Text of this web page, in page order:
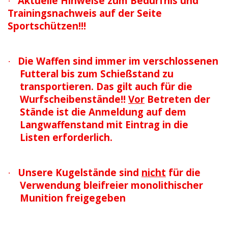
Trainingsnachweis auf der Seite
Sportschützen!!!
·
Die Waffen sind immer im verschlossenen
Futteral bis zum Schießstand zu
transportieren. Das gilt auch für die
Wurfscheibenstände!! Vor Betreten der
Stände ist die Anmeldung auf dem
Langwaffenstand mit Eintrag in die
Listen erforderlich.
· Unsere Kugelstände sind nicht für die
Verwendung bleifreier monolithischer
Munition freigegeben